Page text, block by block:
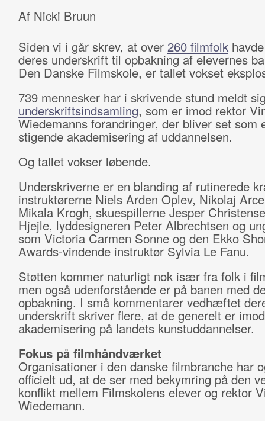
Af Nicki Bruun
Siden vi i går skrev, at over 260 filmfolk
deres underskrift til opbakning af elevernes
Den Danske Filmskole, er tallet vokset
739 mennesker har i skrivende stund meldt
underskriftsindsamling, som er imod rektor
Wiedemanns forandringer, der bliver set som
stigende akademisering af uddannelsen.
Og tallet vokser løbende.
Underskriverne er en blanding af rutinerede
instruktørerne Niels Arden Oplev, Nikolaj
Mikala Krogh, skuespillerne Jesper
Hjejle, lyddesigneren Peter Albrechtsen og
som Victoria Carmen Sonne og den Ekko
Awards-vindende instruktør Sylvia Le Fanu.
Støtten kommer naturligt nok især fra folk i
men også udenforstående er på banen med
opbakning. I små kommentarer vedhæftet
underskrift skriver flere, at de generelt er imod
akademisering på landets kunstuddannelser.
Fokus på filmhåndværket
Organisationer i den danske filmbranche har
officielt ud, at de ser med bekymring på den
konflikt mellem Filmskolens elever og rektor
Wiedemann.